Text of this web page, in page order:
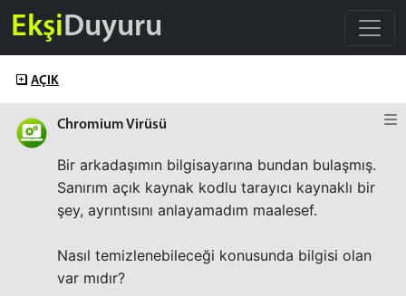
EkşiDuyuru
AÇIK
Chromium Virüsü
Bir arkadaşımın bilgisayarına bundan bulaşmış.
Sanırım açık kaynak kodlu tarayıcı kaynaklı bir
şey, ayrıntısını anlayamadım maalesef.
Nasıl temizlenebileceği konusunda bilgisi olan
var mıdır?